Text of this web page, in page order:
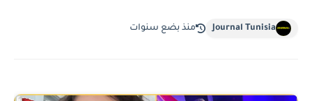
Journal Tunisia منذ بضع سنوات